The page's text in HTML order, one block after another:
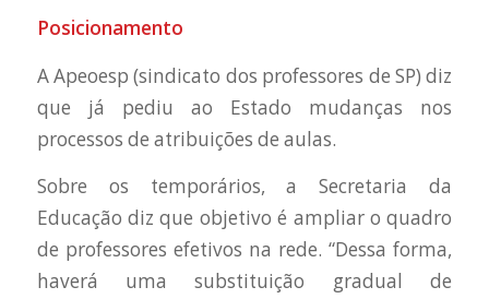
Posicionamento
A Apeoesp (sindicato dos professores de SP) diz
que já pediu ao Estado mudanças nos
processos de atribuições de aulas.
Sobre os temporários, a Secretaria da
Educação diz que objetivo é ampliar o quadro
de professores efetivos na rede. “Dessa forma,
haverá uma substituição gradual de